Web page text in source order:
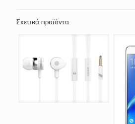
Σχετικά προϊόντα